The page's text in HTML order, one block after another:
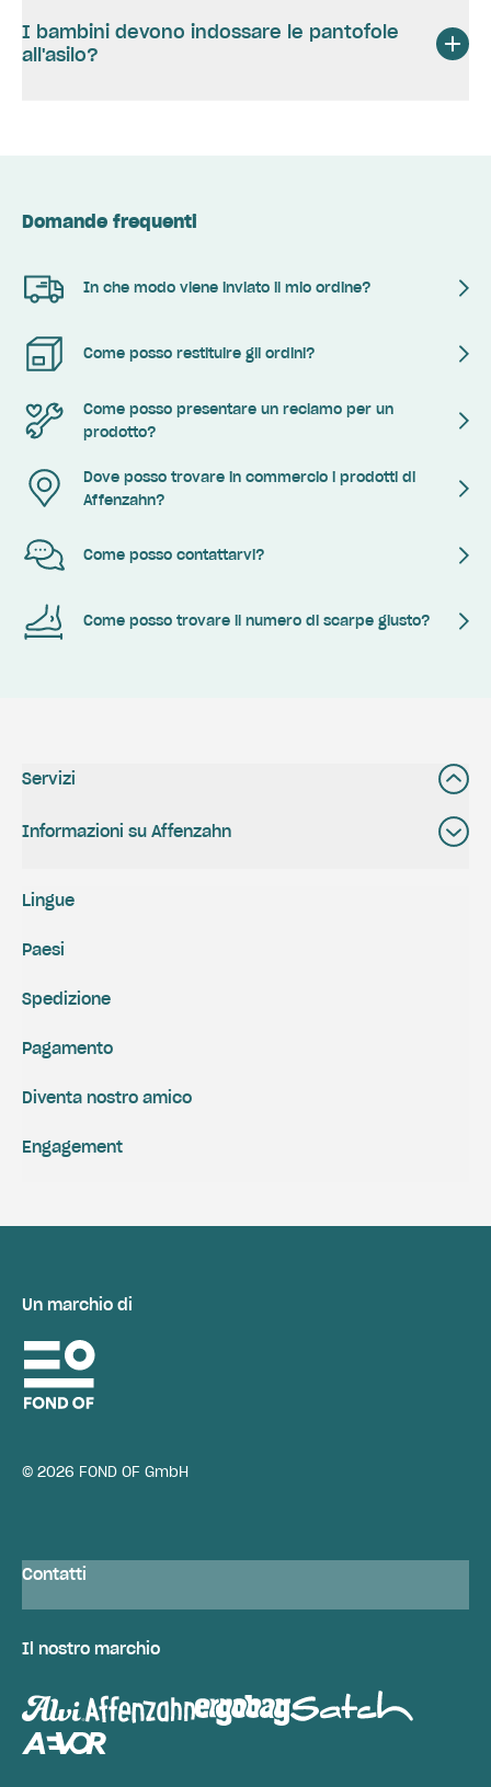
I bambini devono indossare le pantofole
all'asilo?
Domande frequenti
In che modo viene inviato il mio ordine?
Come posso restituire gli ordini?
Come posso presentare un reclamo per un
prodotto?
Dove posso trovare in commercio i prodotti di
Affenzahn?
Come posso contattarvi?
Come posso trovare il numero di scarpe giusto?
Servizi
Informazioni su Affenzahn
Spedizione
Pagamento
Engagement
Diventa nostro amico
Lingue
Paesi
Un marchio di
© 2026 FOND OF GmbH
Contatti
Il nostro marchio